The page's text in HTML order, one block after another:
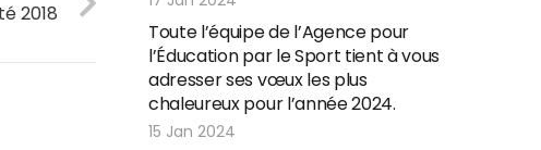
2018
Toute l’équipe de l’Agence pour
l’Éducation par le Sport tient à vous
adresser ses vœux les plus
chaleureux pour l’année 2024.
15 Jan 2024